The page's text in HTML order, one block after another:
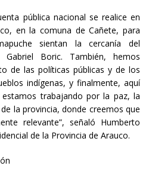
pública nacional se realice en
en la comuna de Cañete, para
sientan la cercanía del
Gabriel Boric. También, hemos
de las políticas públicas y de los
indígenas, y finalmente, aquí
trabajando por la paz, la
la provincia, donde creemos que
relevante”, señaló Humberto
de la Provincia de Arauco.